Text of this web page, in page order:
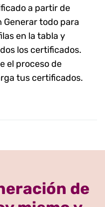
a partir de
Generar todo para
en la tabla y
los certificados.
el proceso de
tus certificados.
de